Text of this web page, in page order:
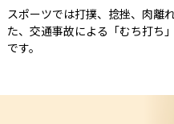
スポーツでは打撲、捻挫、肉離
た、交通事故による「むち打ち
です。